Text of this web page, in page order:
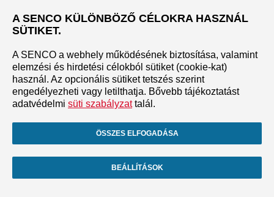
A SENCO KÜLÖNBÖZŐ CÉLOKRA HASZNÁL
SÜTIKET.
A SENCO a webhely működésének biztosítása, valamint
elemzési és hirdetési célokból sütiket (cookie-kat)
használ. Az opcionális sütiket tetszés szerint
engedélyezheti vagy letilthatja. Bővebb tájékoztatást
adatvédelmi süti szabályzattalál.
ÖSSZES ELFOGADÁSA
BEÁLLÍTÁSOK